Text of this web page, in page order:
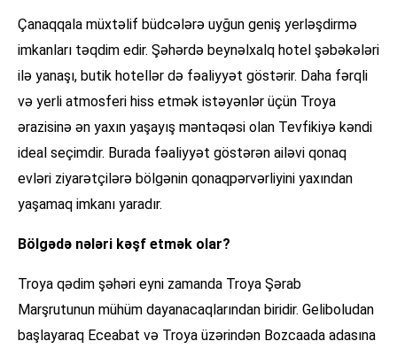
Çanaqqala müxtəlif büdcələrə uyğun geniş yerləşdirmə
imkanları təqdim edir. Şəhərdə beynəlxalq hotel şəbəkələri
ilə yanaşı, butik hotellər də fəaliyyət göstərir. Daha fərqli
və yerli atmosferi hiss etmək istəyənlər üçün Troya
ərazisinə ən yaxın yaşayış məntəqəsi olan Tevfikiyə kəndi
ideal seçimdir. Burada fəaliyyət göstərən ailəvi qonaq
evləri ziyarətçilərə bölgənin qonaqpərvərliyini yaxından
yaşamaq imkanı yaradır.
Bölgədə nələri kəşf etmək olar?
Troya qədim şəhəri eyni zamanda Troya Şərab
Marşrutunun mühüm dayanacaqlarından biridir. Geliboludan
başlayaraq Eceabat və Troya üzərindən Bozcaada adasına